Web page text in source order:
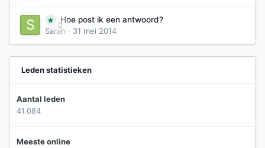
0
Hoe post ik een antwoord?
Sarah · 31 mei 2014
Leden statistieken
Aantal leden
41.084
Meeste online